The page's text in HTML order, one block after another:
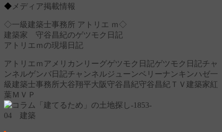
◆ メディア掲載情報
◇一級建築士事務所 アトリエ ｍ◇
建築家 守谷昌紀のゲツモク日記
アトリエｍの現場日記
アトリエｍ アメリカンリーグゲツモク日記ゲツモク日記チャ
ンネルゲンバ日記チャンネルジューンベリーナンキンハゼ一
級建築士事務所大谷翔平大阪守谷昌紀守谷昌紀ＴＶ 建築家紅
葉 ＭＶＰ
04 建築